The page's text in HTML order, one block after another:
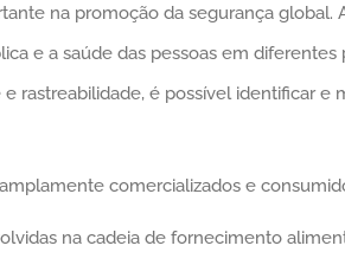
na promoção da segurança global.
e a saúde das pessoas em
é possível identificar e
comercializados e
na cadeia de fornecimento